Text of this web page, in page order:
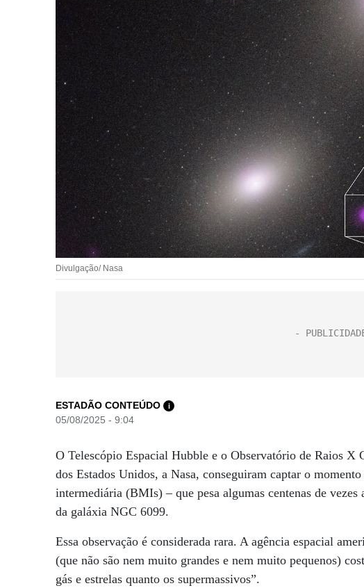
Divulgação/ Nasa
ESTADÃO CONTEÚDO i
05/08/2025 - 9:04
O Telescópio Espacial Hubble e o Observatório de Raios X
dos Estados Unidos, a Nasa, conseguiram captar o
intermediária (BMIs) – que pesa algumas centenas de
da galáxia NGC 6099.
Essa observação é considerada rara. A agência espacial
(que não são nem muito grandes e nem muito pequenos)
gás e estrelas quanto os supermassivos”.